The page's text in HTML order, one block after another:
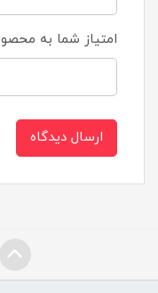
امتیاز شما به
ارسال دیدگاه